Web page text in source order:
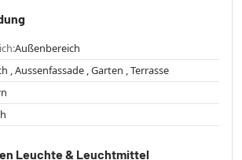
Außenbereich
, Aussenfassade , Garten , Terrasse
Leuchte & Leuchtmittel